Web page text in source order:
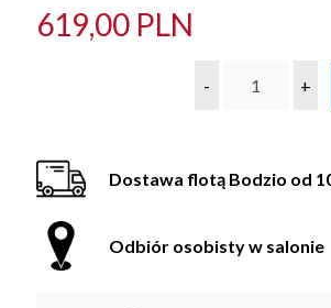
619,00 PLN
- +
Dostawa flotą Bodzio od
Odbiór osobisty w salonie